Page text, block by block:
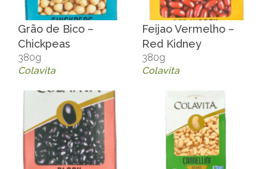
Grão de Bico –
Chickpeas
380g
Colavita
Feijao Vermelho –
Red Kidney
380g
Colavita